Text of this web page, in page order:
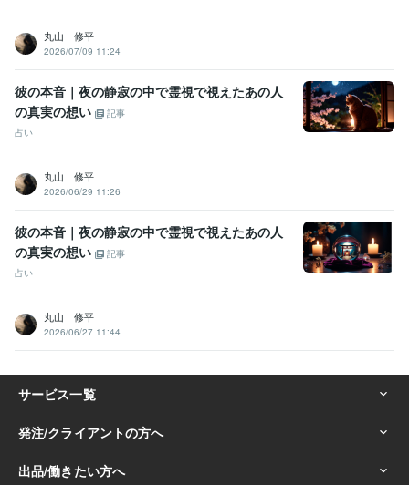
丸山 修平
2026/07/09 11:24
彼の本音｜夜の静寂の中で霊視で視えたあの人
の真実の想い
記事
占い
丸山 修平
2026/06/29 11:26
彼の本音｜夜の静寂の中で霊視で視えたあの人
の真実の想い
記事
占い
丸山 修平
2026/06/27 11:44